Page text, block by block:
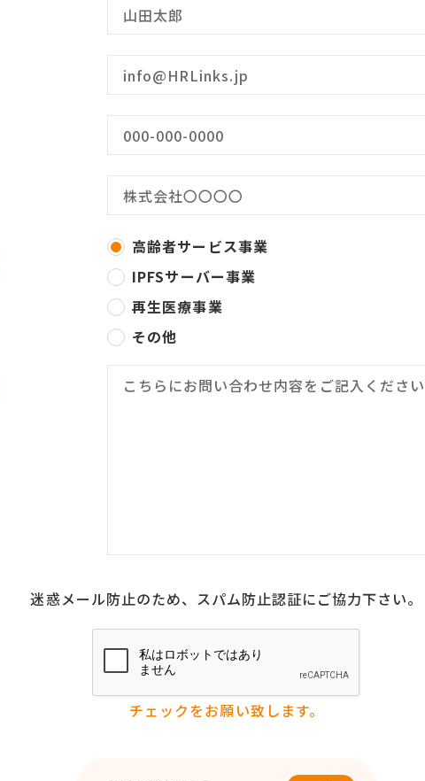
高齢者サービス事業
IPFSサーバー事業
再生医療事業
その他
迷惑メール防止のため、スパム防止認証にご協力下さい。
チェックをお願い致します。